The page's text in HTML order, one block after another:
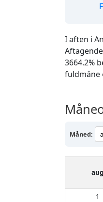
I aften i
3664.2%
fuldmåne
Måned:
aug
1